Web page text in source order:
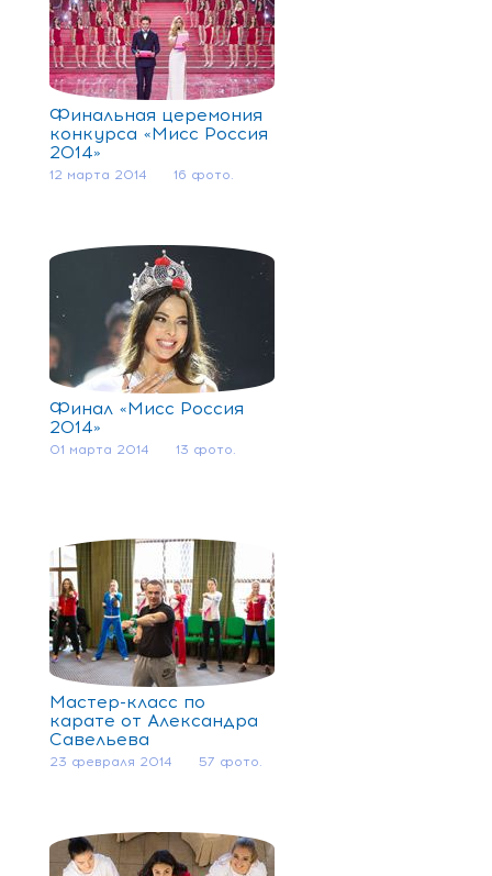
Финальная церемония
конкурса «Мисс Россия
2014»
12 марта 2014 16 фото.
Финал «Мисс Россия
2014»
01 марта 2014 13 фото.
Мастер-класс по
карате от Александра
Савельева
23 февраля 2014 57 фото.